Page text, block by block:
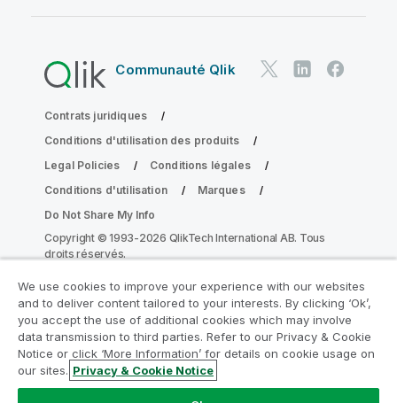
Communauté Qlik
Contrats juridiques
Conditions d'utilisation des produits
Legal Policies
Conditions légales
Conditions d'utilisation
Marques
Do Not Share My Info
Copyright © 1993-2026 QlikTech International AB. Tous
droits réservés.
Rejoignez le Programme de
modernisation analytique
Modernisez votre système sans compromettre vos
précieuses applications QlikView grâce au Programme
We use cookies to improve your experience with our websites
and to deliver content tailored to your interests. By clicking ‘Ok’,
you accept the use of additional cookies which may involve
data transmission to third parties. Refer to our Privacy & Cookie
Notice or click ‘More Information’ for details on cookie usage on
our sites. Privacy & Cookie Notice